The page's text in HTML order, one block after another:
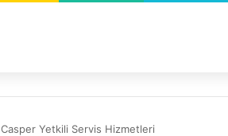
Casper Yetkili Servis Hizmetleri